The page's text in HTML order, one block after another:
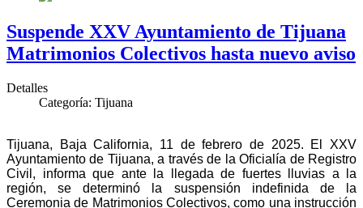
Suspende XXV Ayuntamiento de Tijuana
Matrimonios Colectivos hasta nuevo aviso
Detalles
Categoría: Tijuana
Tijuana, Baja California, 11 de febrero de 2025. El XXV
Ayuntamiento de Tijuana, a través de la Oficialía de Registro
Civil, informa que ante la llegada de fuertes lluvias a la
región, se determinó la suspensión indefinida de la
Ceremonia de Matrimonios Colectivos, como una instrucción